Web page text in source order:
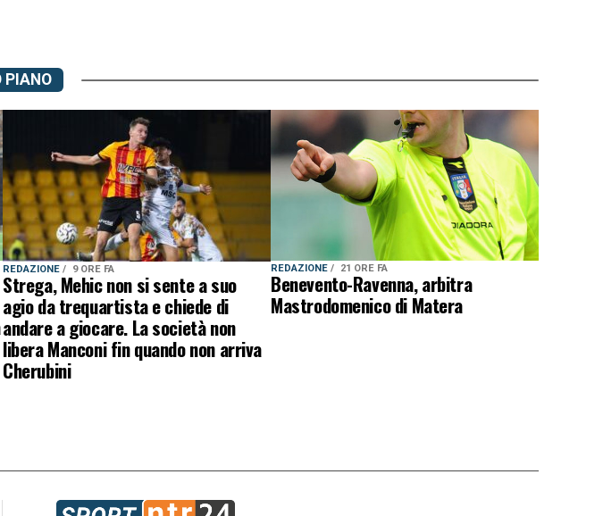
PIANO
REDAZIONE 9 ORE FA
Strega, Mehic non si sente a suo
agio da trequartista e chiede di
andare a giocare. La società non
libera Manconi fin quando non arriva
Cherubini
REDAZIONE 21 ORE FA
Benevento-Ravenna, arbitra
Mastrodomenico di Matera